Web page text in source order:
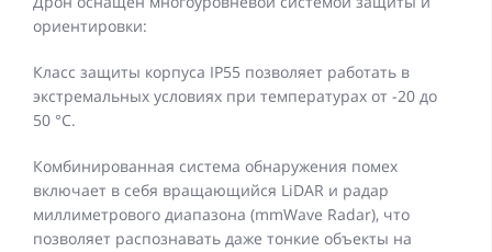
ориентировки:
Класс защиты корпуса IP55 позволяет работать в
экстремальных условиях при температурах от -20 до
50 °C.
Комбинированная система обнаружения помех
включает в себя вращающийся LiDAR и радар
миллиметрового диапазона (mmWave Radar), что
позволяет распознавать даже тонкие объекты на